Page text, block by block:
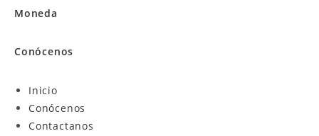
Moneda
Conócenos
Inicio
Conócenos
Contactanos